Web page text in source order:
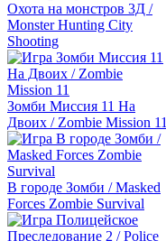
Охота на монстров 3Д /
Monster Hunting City
Shooting
Зомби Миссия 11 На
Двоих / Zombie Mission 11
В городе Зомби / Masked
Forces Zombie Survival